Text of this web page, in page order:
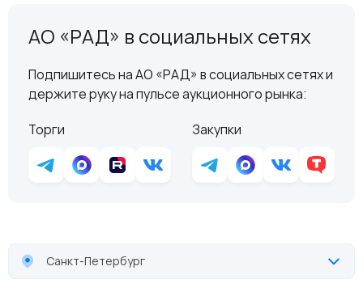
АО «РАД» в социальных сетях
Подпишитесь на АО «РАД» в социальных сетях и
держите руку на пульсе аукционного рынка:
Торги
Закупки
Санкт-Петербург